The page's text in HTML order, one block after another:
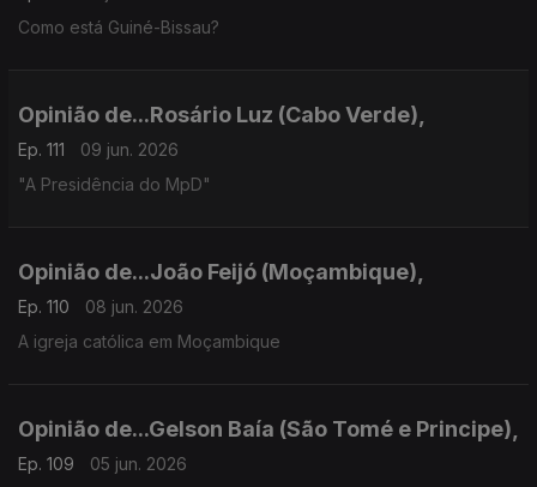
Como está Guiné-Bissau?
Opinião de...Rosário Luz (Cabo Verde),
Ep. 111
09 jun. 2026
"A Presidência do MpD"
Opinião de...João Feijó (Moçambique),
Ep. 110
08 jun. 2026
A igreja católica em Moçambique
Opinião de...Gelson Baía (São Tomé e Principe),
Ep. 109
05 jun. 2026